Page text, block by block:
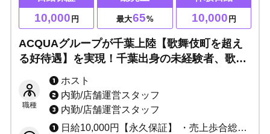
10,000 円 最大65% 10,000 円
ACQUAグループが千葉上陸【歌舞伎町を超え
る好待遇】を実現！千葉出身の未経験者、歌舞
伎町からの出稼ぎなど「千葉で活躍したい方」
大募集！
職種
ホスト
内勤/店舗運営スタッフ
内勤/店舗運営スタッフ
日給10,000円【永久保証】 ・売上歩合総売上45%～65% ・体験入店費5,000円(3時間程)